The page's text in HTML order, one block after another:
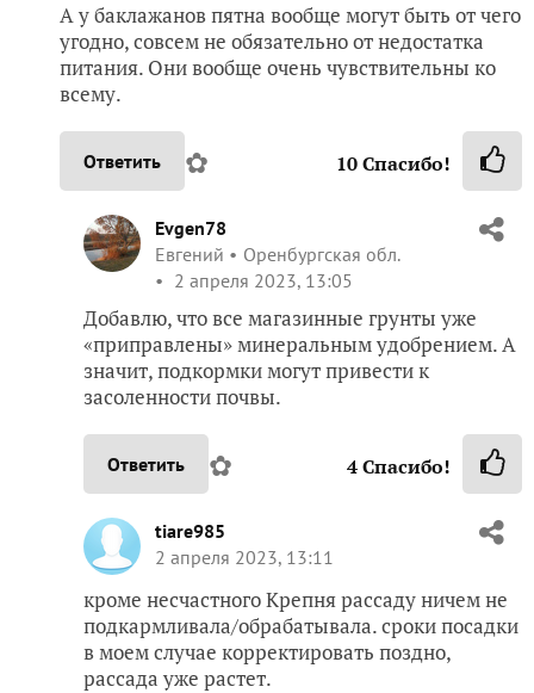
А у баклажанов пятна вообще могут быть от чего
угодно, совсем не обязательно от недостатка
питания. Они вообще очень чувствительны ко
всему.
Ответить ✿ 10Спасибо!
Evgen78
Евгений
Оренбургская обл.
2 апреля 2023, 13:05
Добавлю, что все магазинные грунты уже
«приправлены» минеральным удобрением. А
значит, подкормки могут привести к
засоленности почвы.
Ответить ✿ 4Спасибо!
tiare985
2 апреля 2023, 13:11
кроме несчастного Крепня рассаду ничем не
подкармливала/обрабатывала. сроки посадки
в моем случае корректировать поздно,
рассада уже растет.